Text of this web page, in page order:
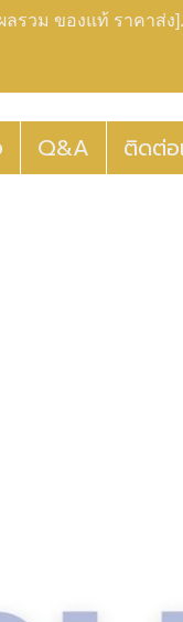
รวม ของแท้ ราคาส่
Q&A ติดต่อ